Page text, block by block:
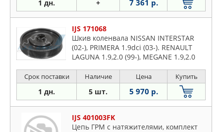
1 дн. + 7 361 р.
IJS 171068
Шкив коленвала NISSAN INTERSTAR
(02-), PRIMERA 1.9dci (03-). RENAULT
LAGUNA 1.9,2.0 (99-), MEGANE 1.9,2.0
Срок поставки Наличие Цена Купить
1 дн. 5 шт. 5 970 р.
IJS 401003FK
Цепь ГРМ с натяжителями, комплект